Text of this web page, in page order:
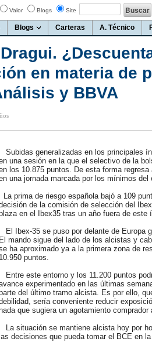
Valor Blogs Site
Blogs Carteras A. Técnico
en materia de
y BBVA
Subidas generalizadas en los principales
una sesión en la que el selectivo de la
los 10.875 puntos. De esta forma
una jornada marcada por los mínimos del
La prima de riesgo española bajó a 109
de la comisión de selección del
en el Ibex35 tras un año fuera de este
El Ibex-35 se puso por delante de Europa
El mando sigue del lado de los alcistas y
ha aproximado ya a la primera zona de
10.950 puntos.
Entre este entorno y los 11.200 puntos
experimentado en las últimas
del último tramo alcista. Es por ello,
sería conveniente reducir
que sugiera un agotamiento comprador
La situación se mantiene alcista hoy por
las decisiones que pueda tomar el BCE en